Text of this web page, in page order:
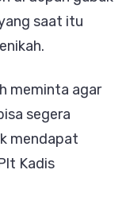
saat itu
meminta agar
segera
mendapat
Kadis